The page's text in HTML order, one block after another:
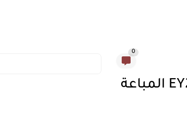
0
تقييم المقلاة الهوائية تيفال ايزي فراي ماكس EY245B40 المباعة